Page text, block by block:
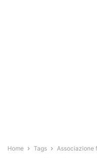
Home Tags Associazione